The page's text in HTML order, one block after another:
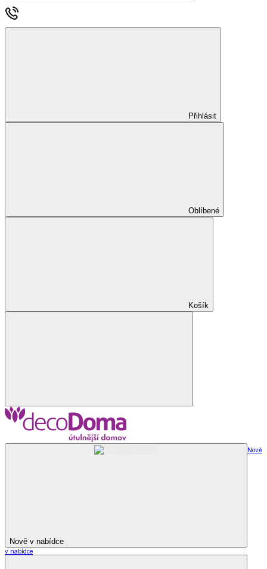
Přihlásit
Oblíbené
Košík
Nově v nabídce
Nově
v nabídce